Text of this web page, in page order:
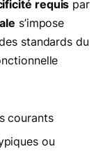
requis par
s’impose
standards du
courants
ou